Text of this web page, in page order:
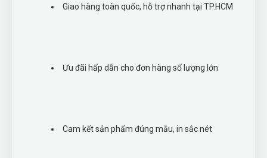
Giao hàng toàn quốc, hỗ trợ nhanh tại TP.HCM
Ưu đãi hấp dẫn cho đơn hàng số lượng lớn
Cam kết sản phẩm đúng mẫu, in sắc nét